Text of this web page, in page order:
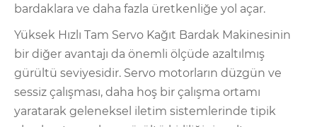
bardaklara ve daha fazla üretkenliğe yol açar.
Yüksek Hızlı Tam Servo Kağıt Bardak Makinesinin
bir diğer avantajı da önemli ölçüde azaltılmış
gürültü seviyesidir. Servo motorların düzgün ve
sessiz çalışması, daha hoş bir çalışma ortamı
yaratarak geleneksel iletim sistemlerinde tipik